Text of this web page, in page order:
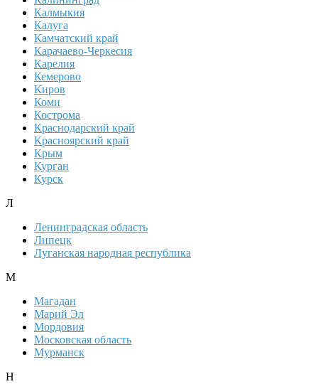
Калмыкия
Калуга
Камчатский край
Карачаево-Черкесия
Карелия
Кемерово
Киров
Коми
Кострома
Краснодарский край
Красноярский край
Крым
Курган
Курск
Л
Ленинградская область
Липецк
Луганская народная республика
М
Магадан
Марий Эл
Мордовия
Московская область
Мурманск
Н